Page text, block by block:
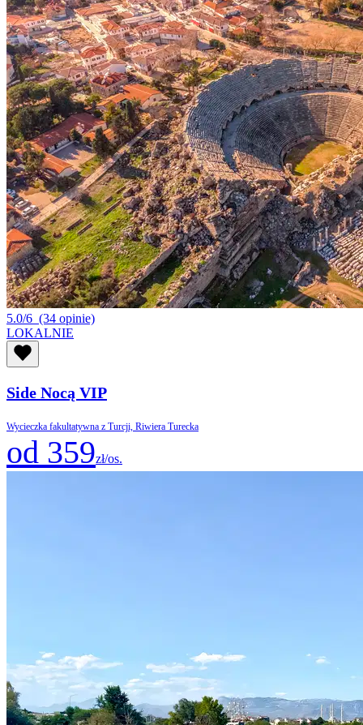
5.0/6 (34 opinie)
LOKALNIE
Side Nocą VIP
Wycieczka fakultatywna z Turcji, Riwiera Turecka
od 359zł/os.